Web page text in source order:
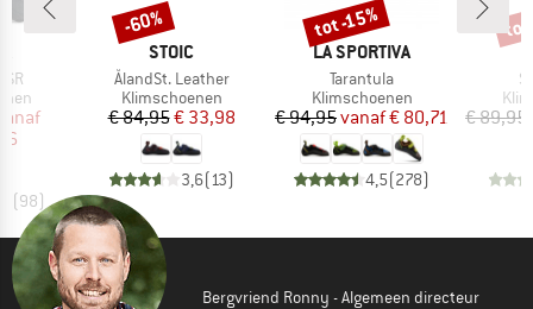
prijs
(98)
MERK
STOIC
Artikel
ÅlandSt. Leather
Productgroep
Klimschoenen
Prijs
€ 84,95Verlaagde prijs
€ 33,98
3,6(13)
Korting
-60%
MERK
LA SPORTIVA
Artikel
Tarantula
Productgroep
Klimschoenen
Prijs
€ 94,95 Verlaagde prijs
vanaf€ 80,71
4,5(278)
Korting
tot -15%
€ 89,95
Bergvriend Ronny - Algemeen directeur